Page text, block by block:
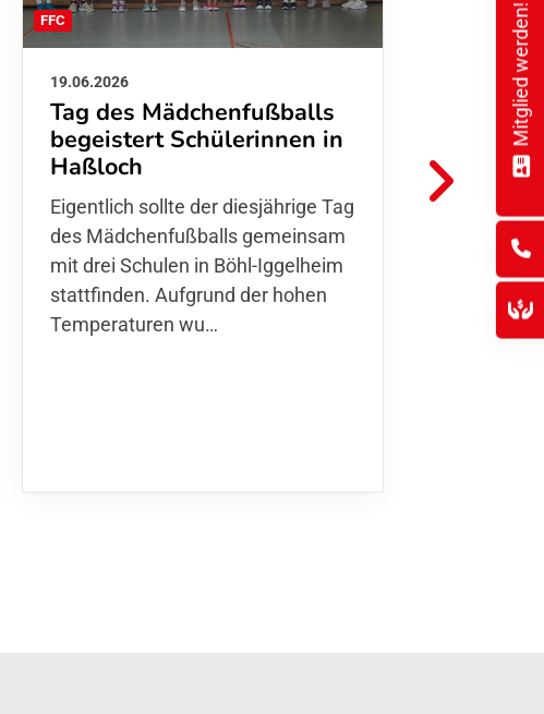
FFC
19.06.2026
Tag des Mädchenfußballs
begeistert Schülerinnen in
Haßloch
Eigentlich sollte der diesjährige Tag
des Mädchenfußballs gemeinsam
mit drei Schulen in Böhl-Iggelheim
stattfinden. Aufgrund der hohen
Temperaturen wu…
01.06.2026
Danke
FFC
Hoffmann
Thomas
den
Finnla…
Mitglied werden!